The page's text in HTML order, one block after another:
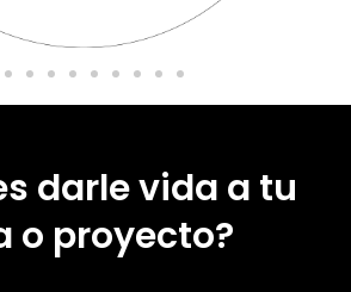
darle vida a tu
o proyecto?